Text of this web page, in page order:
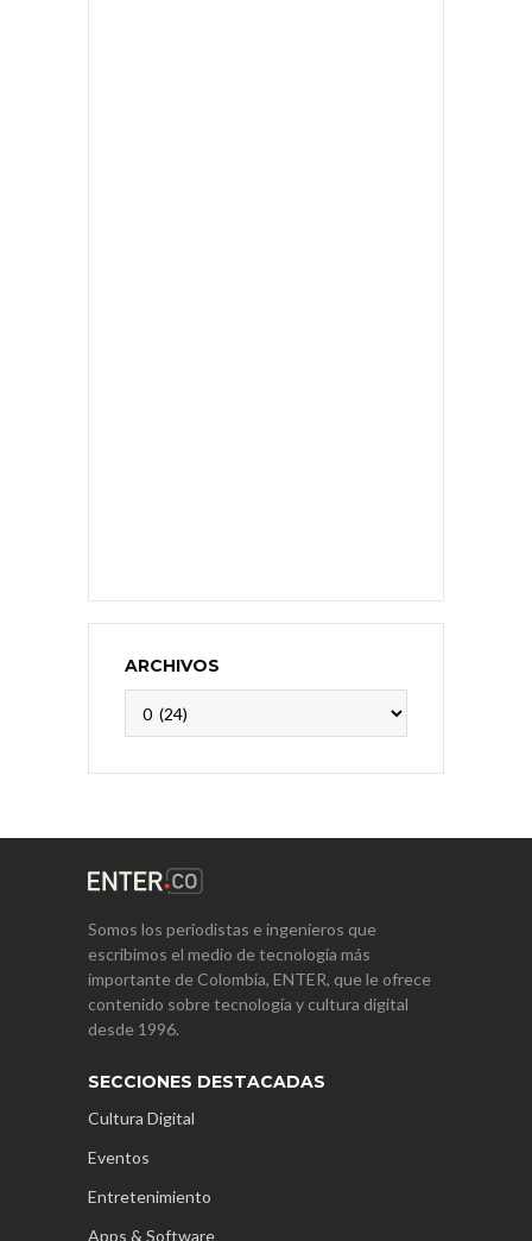
ARCHIVOS
Somos los periodistas e ingenieros que
escribimos el medio de tecnología más
importante de Colombia, ENTER, que le ofrece
contenido sobre tecnología y cultura digital
desde 1996.
SECCIONES DESTACADAS
Cultura Digital
Eventos
Entretenimiento
Apps & Software